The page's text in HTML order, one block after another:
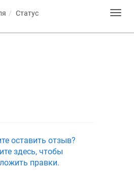
Статус
оставить отзыв?
здесь, чтобы
правки.